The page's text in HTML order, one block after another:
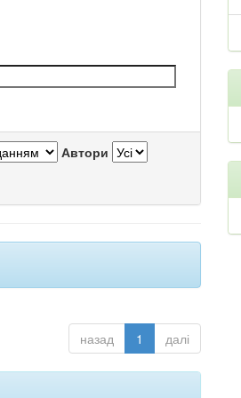
Автори
назад 1 далі